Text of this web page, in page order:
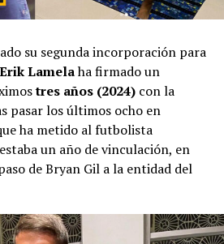
su segunda incorporación para
Erik Lamelaha firmado un
tres años (2024) con la
pasar los últimos ocho en
ha metido al futbolista
un año de vinculación, en
de Bryan Gil a la entidad del